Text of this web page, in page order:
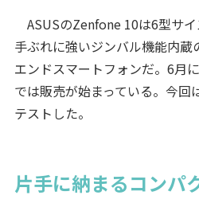
ASUSのZenfone 10は6型サ
手ぶれに強いジンバル機能内蔵
エンドスマートフォンだ。6月
では販売が始まっている。今回
テストした。
片手に納まるコンパ